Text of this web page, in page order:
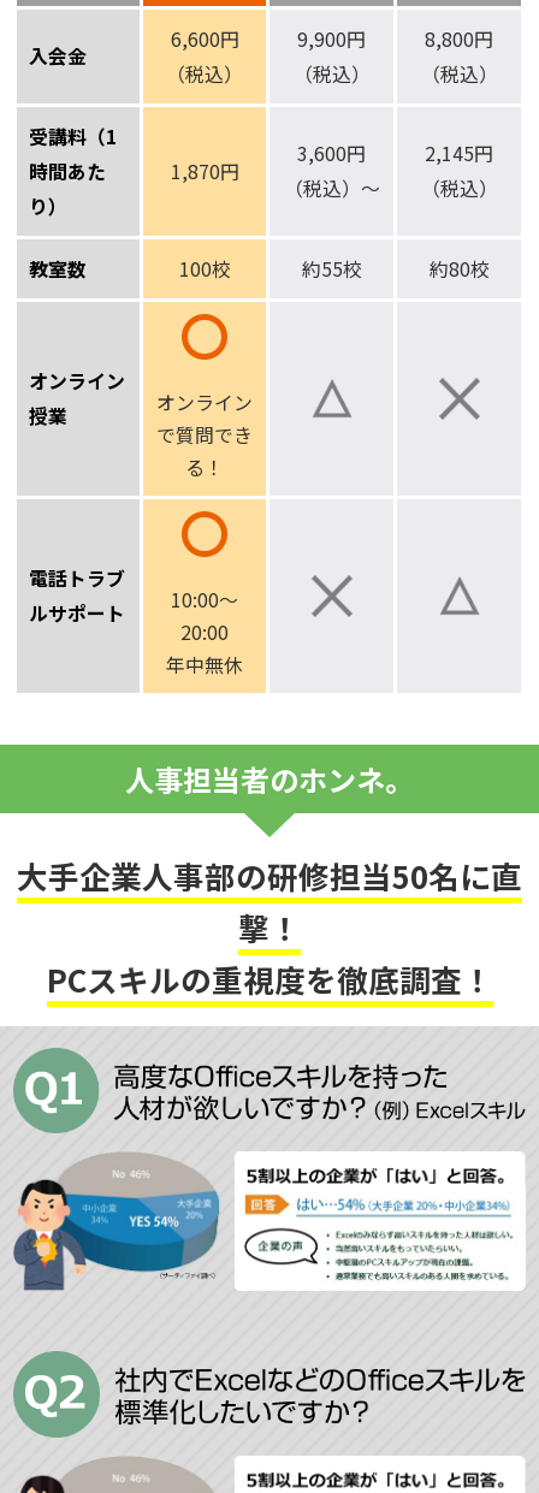
入会金
6,600円
（税込）
9,900円
（税込）
8,800円
（税込）
受講料（1
時間あた
り）
1,870円
3,600円
（税込）～
2,145円
（税込）
教室数 100校 約55校 約80校
オンライン
授業
オンライン
で質問でき
る！
電話トラブ
ルサポート
10:00～
20:00
年中無休
人事担当者のホンネ。
大手企業人事部の研修担当50名に直
撃！
PCスキルの重視度を徹底調査！